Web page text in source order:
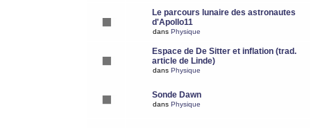
Le parcours lunaire des astronautes
d'Apollo11
dans Physique
Espace de De Sitter et inflation (trad.
article de Linde)
dans Physique
Sonde Dawn
dans Physique